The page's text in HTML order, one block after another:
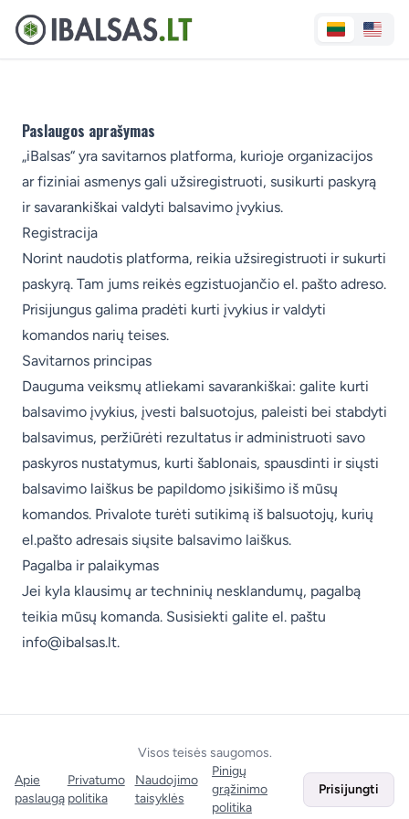
Paslaugos aprašymas
„iBalsas“ yra savitarnos platforma, kurioje organizacijos
ar fiziniai asmenys gali užsiregistruoti, susikurti paskyrą
ir savarankiškai valdyti balsavimo įvykius.
Registracija
Norint naudotis platforma, reikia užsiregistruoti ir sukurti
paskyrą. Tam jums reikės egzistuojančio el. pašto adreso.
Prisijungus galima pradėti kurti įvykius ir valdyti
komandos narių teises.
Savitarnos principas
Dauguma veiksmų atliekami savarankiškai: galite kurti
balsavimo įvykius, įvesti balsuotojus, paleisti bei stabdyti
balsavimus, peržiūrėti rezultatus ir administruoti savo
paskyros nustatymus, kurti šablonais, spausdinti ir siųsti
balsavimo laiškus be papildomo įsikišimo iš mūsų
komandos. Privalote turėti sutikimą iš balsuotojų, kurių
el.pašto adresais siųsite balsavimo laiškus.
Pagalba ir palaikymas
Jei kyla klausimų ar techninių nesklandumų, pagalbą
teikia mūsų komanda. Susisiekti galite el. paštu
info@ibalsas.lt.
Visos teisės saugomos.
Apie
paslaugą
Privatumo
politika
Naudojimo
taisyklės
Pinigų
grąžinimo
politika
Prisijungti